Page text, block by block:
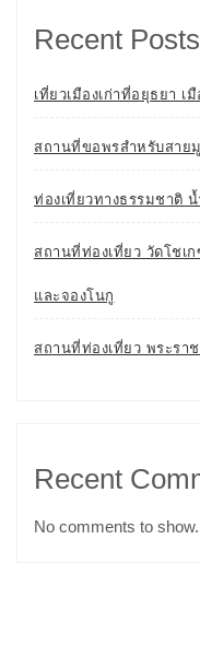
Recent Posts
เที่ยวเมืองเก่าที่อยุธยา เ
สถานที่ขอพรสำหรับสาย
ท่องเที่ยวทางธรรมชาติ
สถานที่ท่องเที่ยว วัดโชเ
และจองโนกู
สถานที่ท่องเที่ยว พระรา
Recent
No comments to show.